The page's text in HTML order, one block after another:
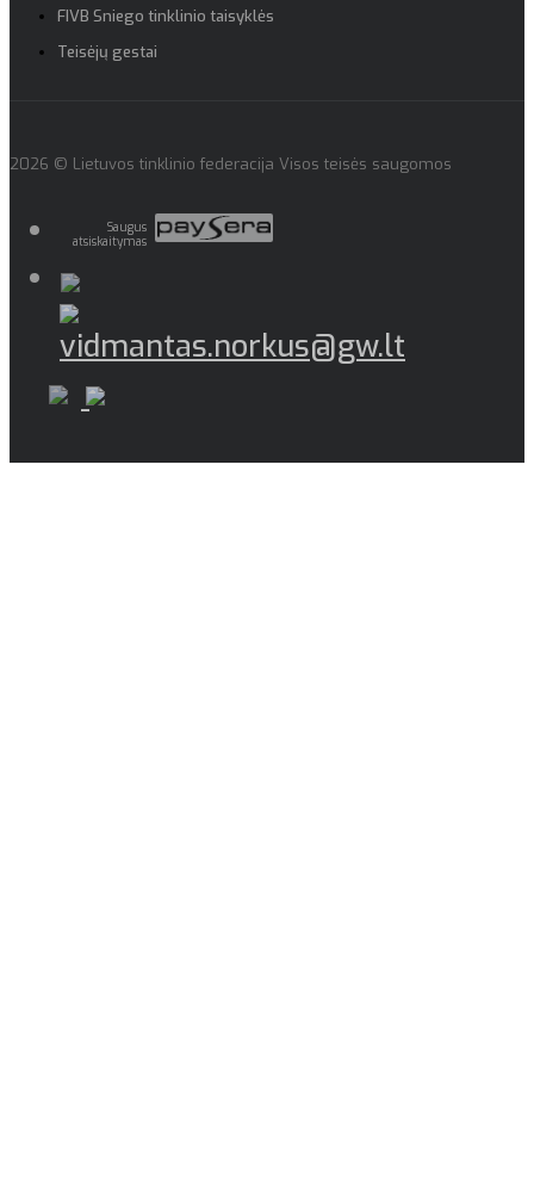
FIVB Sniego tinklinio taisyklės
Teisėjų gestai
2026 © Lietuvos tinklinio federacija Visos teisės saugomos
Saugus
atsiskaitymas